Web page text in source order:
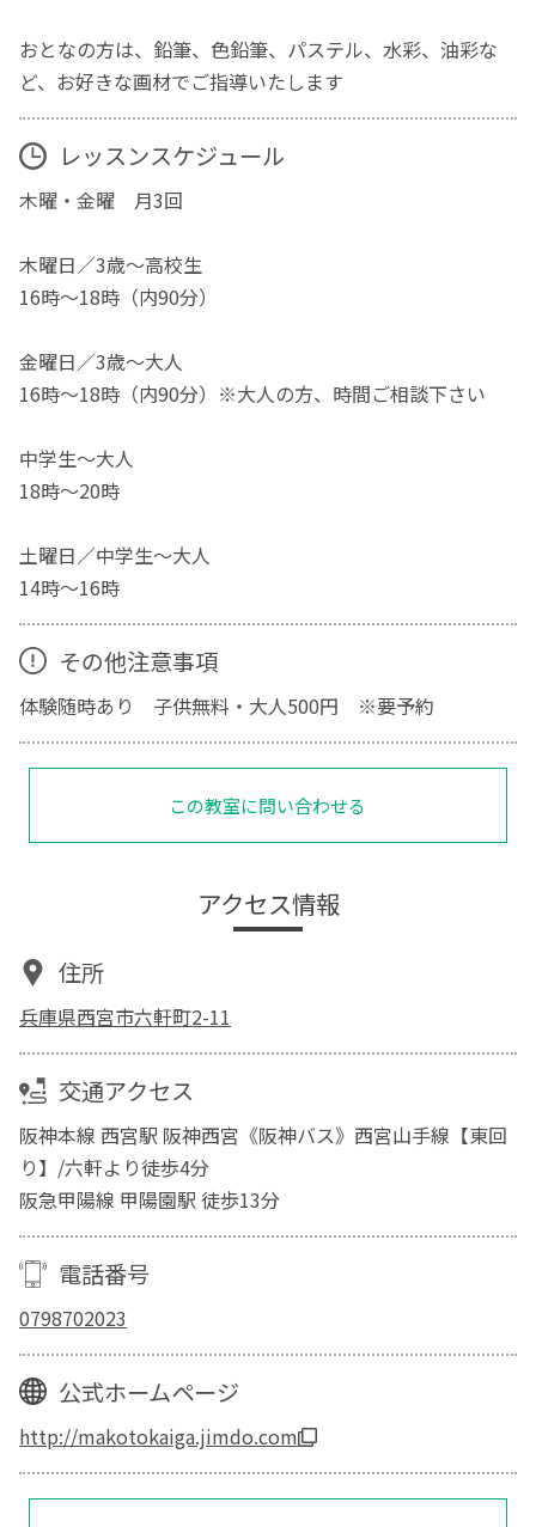
おとなの方は、鉛筆、色鉛筆、パステル、水彩、油彩な
ど、お好きな画材でご指導いたします
レッスンスケジュール
木曜・金曜 月3回
木曜日／3歳～高校生
16時～18時（内90分）
金曜日／3歳～大人
16時～18時（内90分）※大人の方、時間ご相談下さい
中学生～大人
18時～20時
土曜日／中学生～大人
14時～16時
その他注意事項
体験随時あり 子供無料・大人500円 ※要予約
この教室に問い合わせる
アクセス情報
住所
兵庫県西宮市六軒町2-11
交通アクセス
阪神本線 西宮駅 阪神西宮《阪神バス》西宮山手線【東回
り】/六軒より徒歩4分
阪急甲陽線 甲陽園駅 徒歩13分
電話番号
0798702023
公式ホームページ
http://makotokaiga.jimdo.com